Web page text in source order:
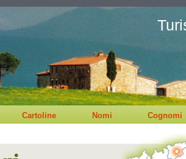
Cartoline Nomi Cognomi